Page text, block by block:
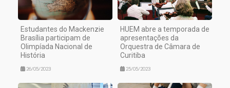
Estudantes do Mackenzie
Brasília participam de
Olimpíada Nacional de
História
26/05/2023
HUEM abre a temporada de
apresentações da
Orquestra de Câmara de
Curitiba
25/05/2023